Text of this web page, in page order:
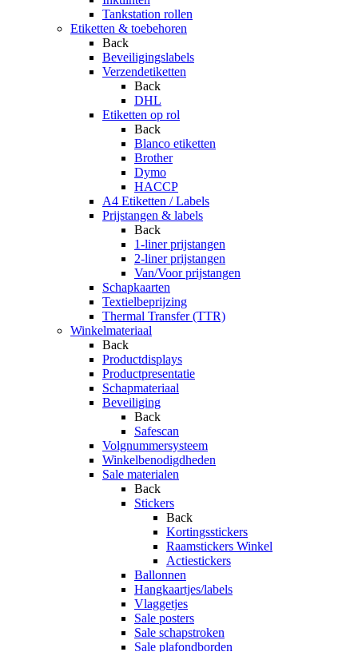
Tankstation rollen
Etiketten & toebehoren
Back
Beveiligingslabels
Verzendetiketten
Back
DHL
Etiketten op rol
Back
Blanco etiketten
Brother
Dymo
HACCP
A4 Etiketten / Labels
Prijstangen & labels
Back
1-liner prijstangen
2-liner prijstangen
Van/Voor prijstangen
Schapkaarten
Textielbeprijzing
Thermal Transfer (TTR)
Winkelmateriaal
Back
Productdisplays
Productpresentatie
Schapmateriaal
Beveiliging
Back
Safescan
Volgnummersysteem
Winkelbenodigdheden
Sale materialen
Back
Stickers
Back
Kortingsstickers
Raamstickers Winkel
Actiestickers
Ballonnen
Hangkaartjes/labels
Vlaggetjes
Sale posters
Sale schapstroken
Sale plafondborden